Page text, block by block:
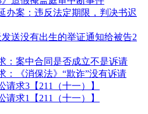
办案：违反法定期限，判决书迟
送没有出生的举证通知给被告2
：案中合同是否成立不是诉请
：《消保法》“欺诈”没有诉请
请求3【211（十一）】
请求1【211（十一）】